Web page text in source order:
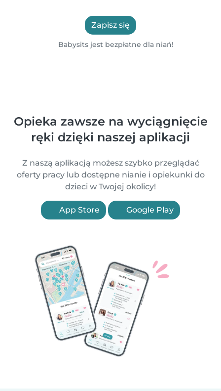
Zapisz się
Babysits jest bezpłatne dla niań!
Opieka zawsze na wyciągnięcie
ręki dzięki naszej aplikacji
Z naszą aplikacją możesz szybko przeglądać
oferty pracy lub dostępne nianie i opiekunki do
dzieci w Twojej okolicy!
App Store Google Play